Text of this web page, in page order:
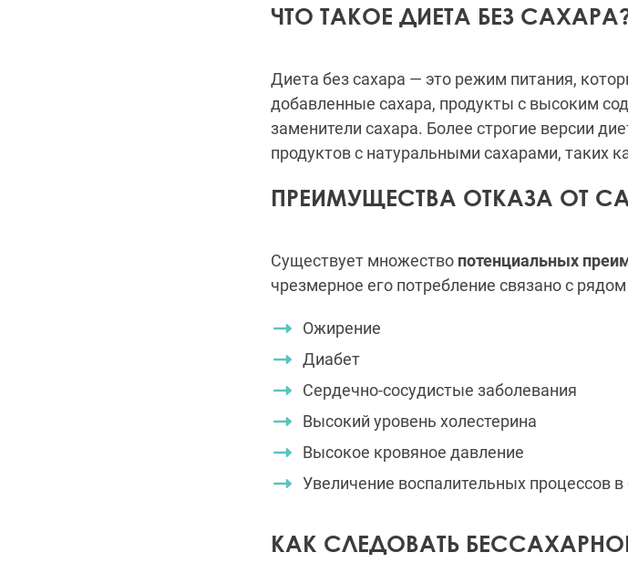
ЧТО ТАКОЕ ДИЕТА БЕЗ
Диета без сахара — это режим питания,
добавленные сахара, продукты с высоким
заменители сахара. Более строгие версии
продуктов с натуральными сахарами, таких
ПРЕИМУЩЕСТВА ОТКАЗА ОТ
Существует множество потенциальных
чрезмерное его потребление связано с
Ожирение
Диабет
Сердечно-сосудистые заболевания
Высокий уровень холестерина
Высокое кровяное давление
Увеличение воспалительных процессов в
КАК СЛЕДОВАТЬ